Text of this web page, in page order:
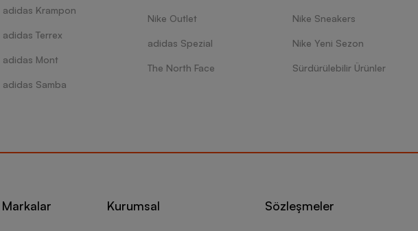
adidas Krampon
adidas Terrex
adidas Mont
adidas Samba
Nike Outlet
adidas Spezial
The North Face
Nike Sneakers
Nike Yeni Sezon
Sürdürülebilir Ürünler
Markalar Kurumsal Sözleşmeler